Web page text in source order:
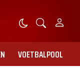
VOETBALPOOL